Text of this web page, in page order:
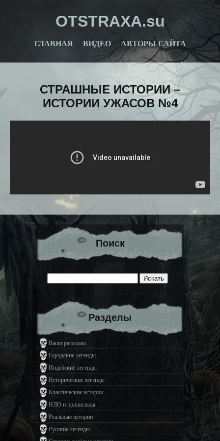
OTSTRAXA.su
ГЛАВНАЯ ВИДЕО АВТОРЫ САЙТА
СТРАШНЫЕ ИСТОРИИ –
ИСТОРИИ УЖАСОВ №4
Поиск
Разделы
Ваши рассказы
Городские легенды
Индейские легенды
Исторические легенды
Классические истории
НЛО и пришельцы
Реальные истории
Русские легенды